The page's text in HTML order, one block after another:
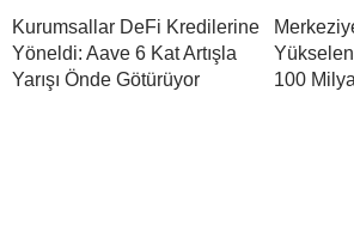
Kurumsallar DeFi Kredilerine
Yöneldi: Aave 6 Kat Artışla
Yarışı Önde Götürüyor
Yükselen
100